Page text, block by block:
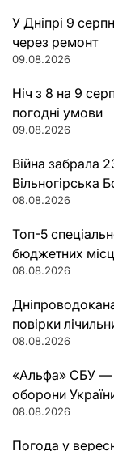
У Дніпрі 9
через ремонт
09.08.2026
Ніч з 8 на 9
погодні умови
09.08.2026
Війна забрала
Вільногірська
08.08.2026
Топ-5
бюджетних
08.08.2026
повірки
08.08.2026
«Альфа» СБУ —
оборони
08.08.2026
Погода у